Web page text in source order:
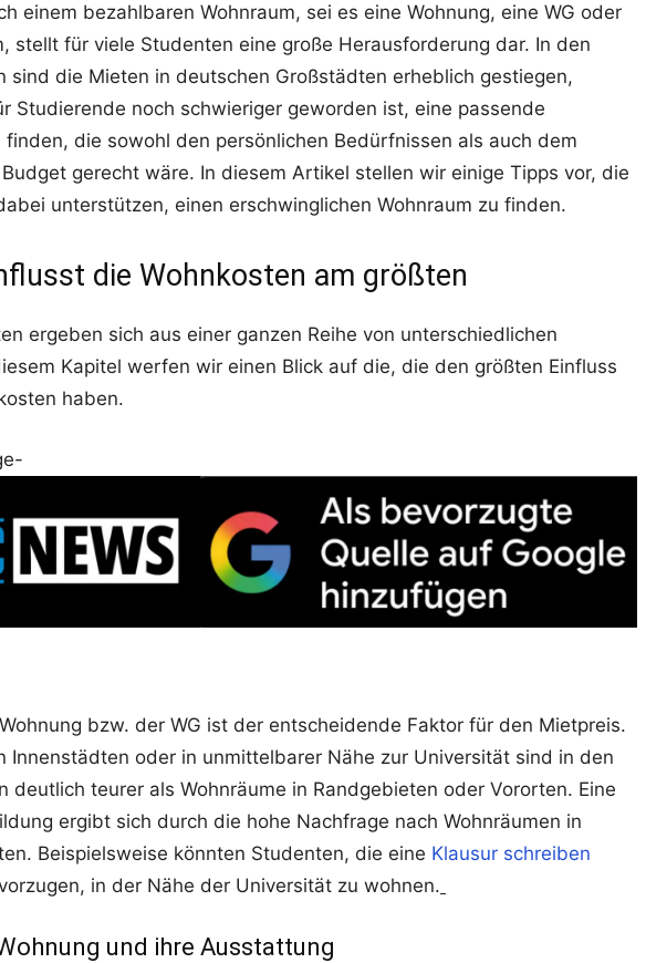
einem bezahlbaren Wohnraum, sei es eine Wohnung, eine WG oder
stellt für viele Studenten eine große Herausforderung dar. In den
sind die Mieten in deutschen Großstädten erheblich gestiegen,
Studierende noch schwieriger geworden ist, eine passende
die sowohl den persönlichen Bedürfnissen als auch dem
gerecht wäre. In diesem Artikel stellen wir einige Tipps vor, die
unterstützen, einen erschwinglichen Wohnraum zu finden.
die Wohnkosten am größten
ergeben sich aus einer ganzen Reihe von unterschiedlichen
Kapitel werfen wir einen Blick auf die, die den größten Einfluss
haben.
bzw. der WG ist der entscheidende Faktor für den Mietpreis.
Innenstädten oder in unmittelbarer Nähe zur Universität sind in den
deutlich teurer als Wohnräume in Randgebieten oder Vororten. Eine
ergibt sich durch die hohe Nachfrage nach Wohnräumen in
Beispielsweise könnten Studenten, die eine Klausur schreiben
in der Nähe der Universität zu wohnen.
und ihre Ausstattung